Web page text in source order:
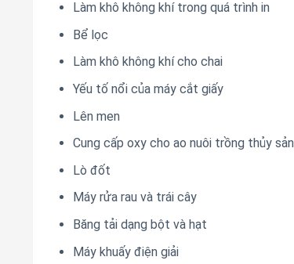
Làm khô không khí trong quá trình in
Bể lọc
Làm khô không khí cho chai
Yếu tố nổi của máy cắt giấy
Lên men
Cung cấp oxy cho ao nuôi trồng thủy sản
Lò đốt
Máy rửa rau và trái cây
Băng tải dạng bột và hạt
Máy khuấy điện giải